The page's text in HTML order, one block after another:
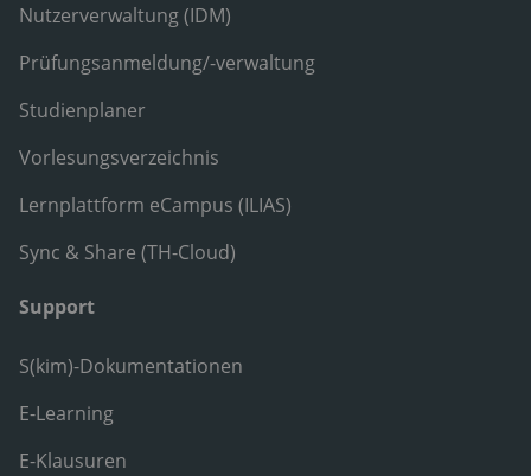
Nutzerverwaltung (IDM)
Prüfungsanmeldung/-verwaltung
Studienplaner
Vorlesungsverzeichnis
Lernplattform eCampus (ILIAS)
Sync & Share (TH-Cloud)
Support
S(kim)-Dokumentationen
E-Learning
E-Klausuren